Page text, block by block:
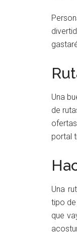
Una
de
portal
Una
tipo
que